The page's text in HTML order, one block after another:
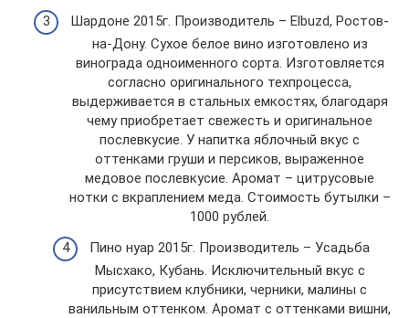
Шардоне 2015г. Производитель – Elbuzd, Ростов-
на-Дону. Сухое белое вино изготовлено из
винограда одноименного сорта. Изготовляется
согласно оригинального техпроцесса,
выдерживается в стальных емкостях, благодаря
чему приобретает свежесть и оригинальное
послевкусие. У напитка яблочный вкус с
оттенками груши и персиков, выраженное
медовое послевкусие. Аромат – цитрусовые
нотки с вкраплением меда. Стоимость бутылки –
1000 рублей.
Пино нуар 2015г. Производитель – Усадьба
Мысхако, Кубань. Исключительный вкус с
присутствием клубники, черники, малины с
ванильным оттенком. Аромат с оттенками вишни,